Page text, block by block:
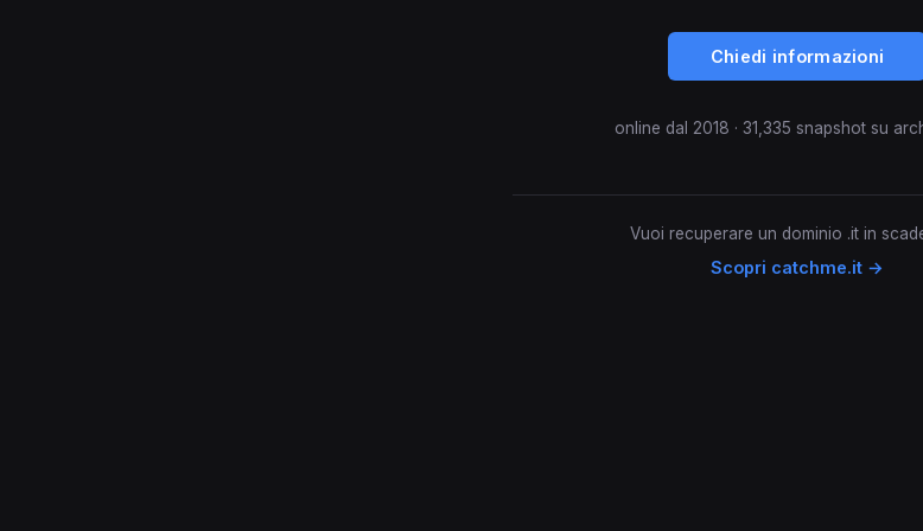
Chiedi informazioni
online dal 2018 · 31,335 snapshot su
Vuoi recuperare un dominio .it in
Scopri catchme.it →